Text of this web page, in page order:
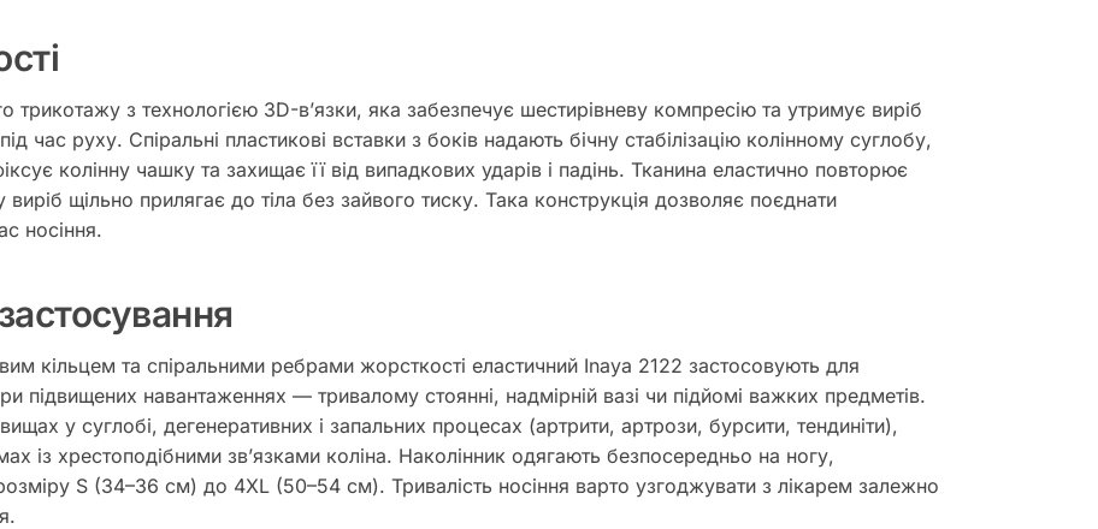
трикотажу з технологією 3D-вʼязки, яка забезпечує шестирівневу компресію та утримує виріб
час руху. Спіральні пластикові вставки з боків надають бічну стабілізацію колінному суглобу,
колінну чашку та захищає її від випадкових ударів і падінь. Тканина еластично повторює
щільно прилягає до тіла без зайвого тиску. Така конструкція дозволяє поєднати
носіння.
кільцем та спіральними ребрами жорсткості еластичний Inaya 2122 застосовують для
підвищених навантаженнях — тривалому стоянні, надмірній вазі чи підйомі важких предметів.
у суглобі, дегенеративних і запальних процесах (артрити, артрози, бурсити, тендиніти),
із хрестоподібними звʼязками коліна. Наколінник одягають безпосередньо на ногу,
S (34–36 см) до 4XL (50–54 см). Тривалість носіння варто узгоджувати з лікарем залежно